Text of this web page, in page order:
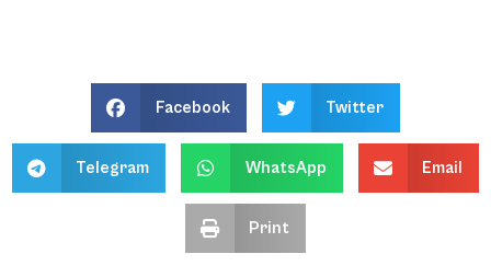
Facebook Twitter
Telegram WhatsApp Email
Print